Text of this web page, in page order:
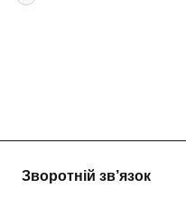
Зворотній зв’язок